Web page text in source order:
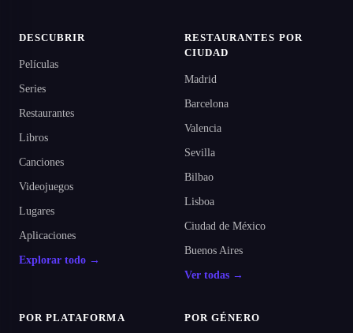
DESCUBRIR
Películas
Series
Restaurantes
Libros
Canciones
Videojuegos
Lugares
Aplicaciones
Explorar todo →
RESTAURANTES POR
CIUDAD
Madrid
Barcelona
Valencia
Sevilla
Bilbao
Lisboa
Ciudad de México
Buenos Aires
Ver todas →
POR PLATAFORMA POR GÉNERO